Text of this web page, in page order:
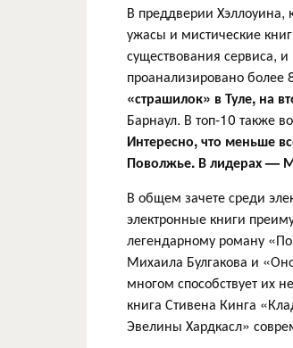
В преддверии Хэллоуина,
ужасы и мистические
существования сервиса,
проанализировано более
«страшилок» в Туле, на
Барнаул. В топ-10 также
Интересно, что меньше
Поволжье. В лидерах —
В общем зачете среди
электронные книги
легендарному роману
Михаила Булгакова и
многом способствует их
книга Стивена Кинга
Эвелины Хардкасл»